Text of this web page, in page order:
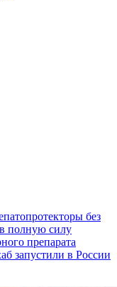
без
полную силу
препарата
запустили в России